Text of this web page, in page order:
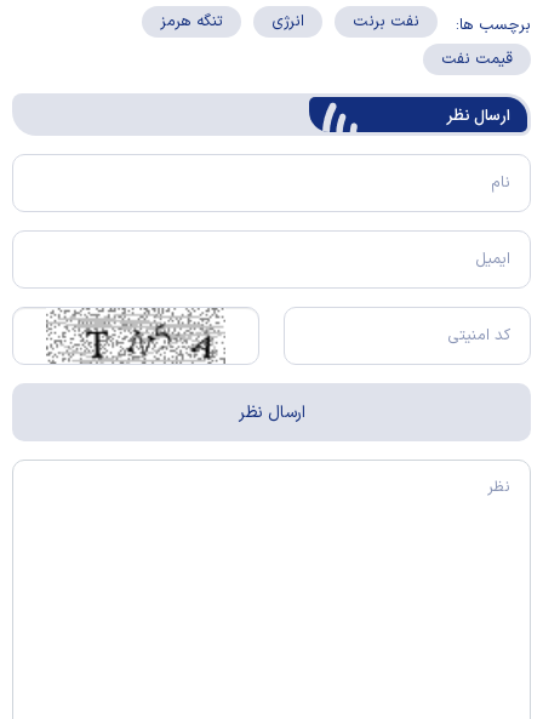
برچسب ها: نفت برنت انرژی
تنگه هرمز
قیمت نفت
ارسال‌ نظر